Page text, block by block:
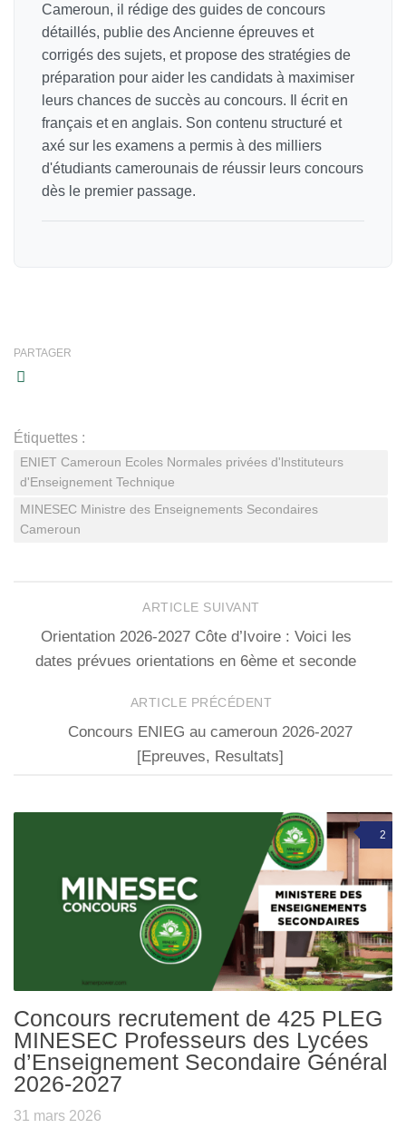
Cameroun, il rédige des guides de concours
détaillés, publie des Ancienne épreuves et
corrigés des sujets, et propose des stratégies de
préparation pour aider les candidats à maximiser
leurs chances de succès au concours. Il écrit en
français et en anglais. Son contenu structuré et
axé sur les examens a permis à des milliers
d'étudiants camerounais de réussir leurs concours
dès le premier passage.
PARTAGER
Étiquettes :
ENIET Cameroun Ecoles Normales privées d'lnstituteurs
d'Enseignement Technique
MINESEC Ministre des Enseignements Secondaires
Cameroun
ARTICLE SUIVANT
Orientation 2026-2027 Côte d’Ivoire : Voici les
dates prévues orientations en 6ème et seconde
ARTICLE PRÉCÉDENT
Concours ENIEG au cameroun 2026-2027
[Epreuves, Resultats]
2
Concours recrutement de 425 PLEG
MINESEC Professeurs des Lycées
d’Enseignement Secondaire Général
2026-2027
31 mars 2026